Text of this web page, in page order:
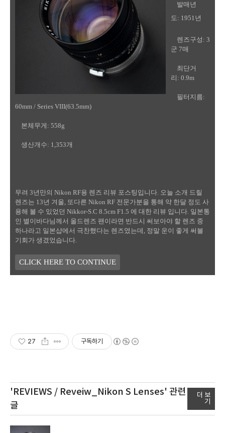
발매년
도: 1951년
렌즈구성: 3
군 7매
최단거
리: 0.9m
필터지름:
60mm / Series VIII(63.5mm)
본체무게: 558g
생산개수: 1,353개
무려 3년만의 Nikon RF용 렌즈 리뷰 포스팅입니다. 오늘 소개 드릴
렌즈는 13년 겨울, 또다른 Nikon RF 전문가분을 통해 약 한달 정도 사
용해 볼 수 있었던 Nikkor-S.C 8.5cm F1.5 에 대한 리뷰 입니다. 일본통
인 별이바다님께서 올드렌즈 팬이라면 반드시 써보아야 할 렌즈 중
하나라고 일본샵에서 극찬했다는 렌즈였는데, 정말 운이 좋게 써볼
기회가 생겼었습니다.
CLICK HERE TO CONTINUE
27 구독하기
'REVIEWS / Reveiw_Nikon S Lenses' 관련
글
더 보
기